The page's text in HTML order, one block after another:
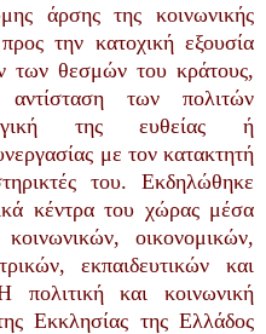
άρσης της κοινωνικής
την κατοχική εξουσία
των θεσμών του κράτους,
των πολιτών
της ευθείας ή
με τον κατακτητή
του. Εκδηλώθηκε
κέντρα του χώρας μέσα
οικονομικών,
εκπαιδευτικών και
πολιτική και κοινωνική
Εκκλησίας της Ελλάδος